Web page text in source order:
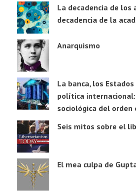
La decadencia de los
decadencia de la
Anarquismo
La banca, los
política
sociológica del orden
Seis mitos sobre el
El mea culpa de